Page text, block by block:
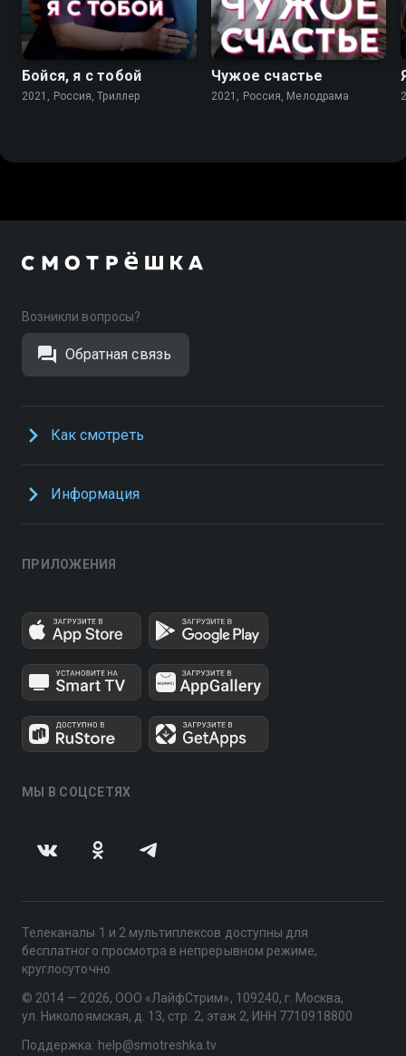
6.0
Бойся, я с тобой
2021, Россия, Триллер
7.2
Чужое счастье
2021, Россия, Мелодрама
Возникли вопросы?
Обратная связь
Как смотреть
Информация
ПРИЛОЖЕНИЯ
МЫ В СОЦСЕТЯХ
Телеканалы 1 и 2 мультиплексов доступны для
бесплатного просмотра в непрерывном режиме,
круглосуточно.
© 2014 — 2026, ООО «ЛайфСтрим», 109240, г. Москва,
ул. Николоямская, д. 13, стр. 2, этаж 2, ИНН 7710918800
Поддержка: help@smotreshka.tv